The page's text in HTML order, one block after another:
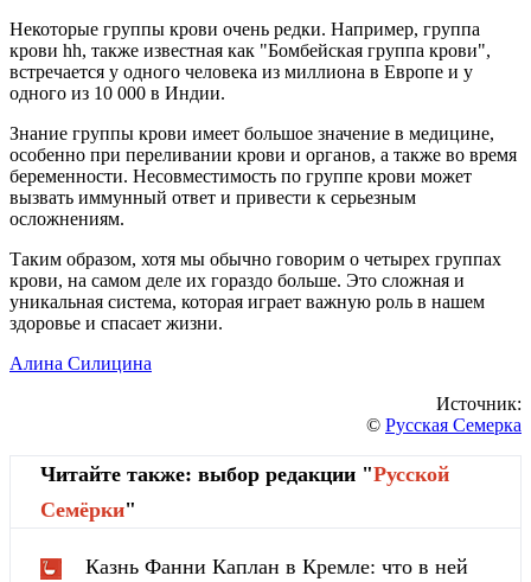
Некоторые группы крови очень редки. Например, группа
крови hh, также известная как "Бомбейская группа крови",
встречается у одного человека из миллиона в Европе и у
одного из 10 000 в Индии.
Знание группы крови имеет большое значение в медицине,
особенно при переливании крови и органов, а также во время
беременности. Несовместимость по группе крови может
вызвать иммунный ответ и привести к серьезным
осложнениям.
Таким образом, хотя мы обычно говорим о четырех группах
крови, на самом деле их гораздо больше. Это сложная и
уникальная система, которая играет важную роль в нашем
здоровье и спасает жизни.
Алина Силицина
Источник:
© Русская Семерка
Читайте также: выбор редакции "Русской
Cемёрки"
Казнь Фанни Каплан в Кремле: что в ней